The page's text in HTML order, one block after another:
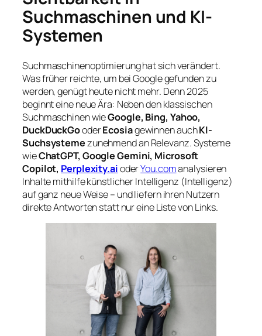
Suchmaschinen und KI-
Systemen
Suchmaschinenoptimierung hat sich verändert.
Was früher reichte, um bei Google gefunden zu
werden, genügt heute nicht mehr. Denn 2025
beginnt eine neue Ära: Neben den klassischen
Suchmaschinen wieGoogle, Bing, Yahoo,
DuckDuckGooderEcosiagewinnen auchKI-
Suchsystemezunehmend an Relevanz. Systeme
wieChatGPT, Google Gemini, Microsoft
Copilot, Perplexity.aioderYou.comanalysieren
Inhalte mithilfe künstlicher Intelligenz (Intelligenz)
auf ganz neue Weise – und liefern ihren Nutzern
direkte Antworten statt nur eine Liste von Links.